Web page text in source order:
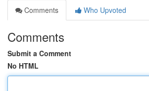
Comments
Who Upvoted
Comments
Submit a Comment
No HTML